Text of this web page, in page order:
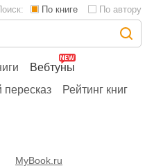
Вебтуны
пересказ
Рейтинг книг
По книге По автору
MyBook.ru